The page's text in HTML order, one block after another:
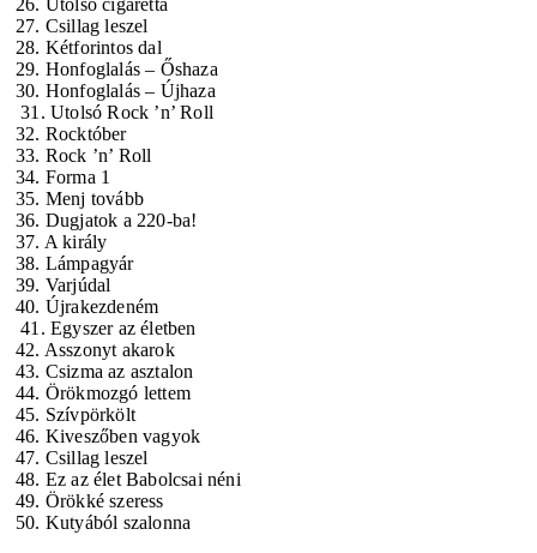
27. Csillag leszel
28. Kétforintos dal
29. Honfoglalás – Őshaza
30. Honfoglalás – Újhaza
31. Utolsó Rock ’n’ Roll
32. Rocktóber
33. Rock ’n’ Roll
34. Forma 1
35. Menj tovább
36. Dugjatok a 220-ba!
37. A király
38. Lámpagyár
39. Varjúdal
40. Újrakezdeném
41. Egyszer az életben
42. Asszonyt akarok
43. Csizma az asztalon
44. Örökmozgó lettem
45. Szívpörkölt
46. Kiveszőben vagyok
47. Csillag leszel
48. Ez az élet Babolcsai néni
49. Örökké szeress
50. Kutyából szalonna